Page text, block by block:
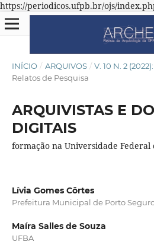
https://periodicos.ufpb.br/ojs/
INÍCIO / ARQUIVOS / V. 10 N. 2
Relatos de Pesquisa
ARQUIVISTAS E
DIGITAIS
formação na Universidade Federal
Lívia Gomes Côrtes
Prefeitura Municipal de Porto
Maíra Salles de Souza
UFBA